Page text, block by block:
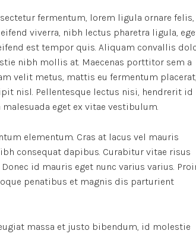
fermentum, lorem ligula ornare felis,
viverra, nibh lectus pharetra ligula,
est tempor quis. Aliquam convallis
nibh mollis at. Maecenas porttitor sem a
velit metus, mattis eu fermentum placerat,
nisl. Pellentesque lectus nisi, hendrerit id
eget ex vitae vestibulum.
elementum. Cras at lacus vel mauris
consequat dapibus. Curabitur vitae risus
id mauris eget nunc varius varius.
penatibus et magnis dis parturient
massa et justo bibendum, id molestie